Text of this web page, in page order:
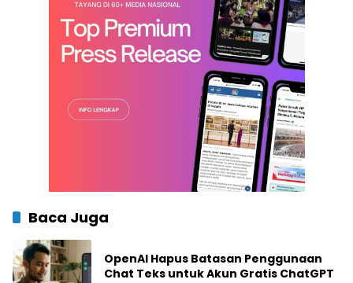
Baca Juga
OpenAI Hapus Batasan Penggunaan
Chat Teks untuk Akun Gratis ChatGPT